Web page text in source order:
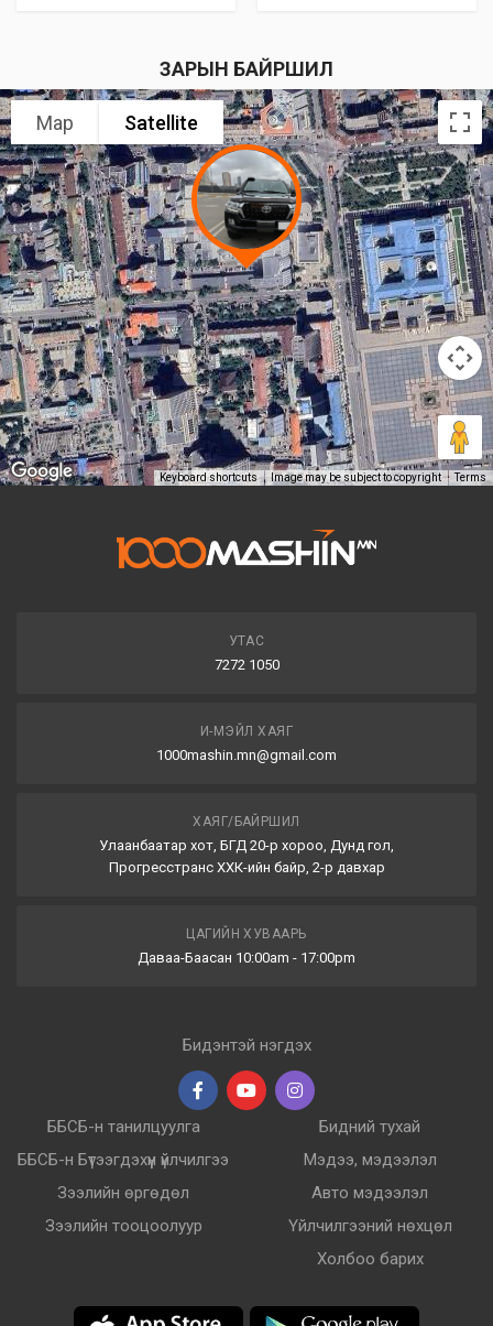
ЗАРЫН БАЙРШИЛ
Map Satellite
Keyboard shortcuts Image may be subject to copyright Terms
УТАС
7272 1050
И-МЭЙЛ ХАЯГ
1000mashin.mn@gmail.com
ХАЯГ/БАЙРШИЛ
Улаанбаатар хот, БГД 20-р хороо, Дунд гол,
Прогресстранс ХХК-ийн байр, 2-р давхар
ЦАГИЙН ХУВААРЬ
Даваа-Баасан 10:00am - 17:00pm
Бидэнтэй нэгдэх
ББСБ-н танилцуулга
ББСБ-н Бүтээгдэхүүн үйлчилгээ
Зээлийн өргөдөл
Зээлийн тооцоолуур
Бидний тухай
Мэдээ, мэдээлэл
Авто мэдээлэл
Үйлчилгээний нөхцөл
Холбоо барих